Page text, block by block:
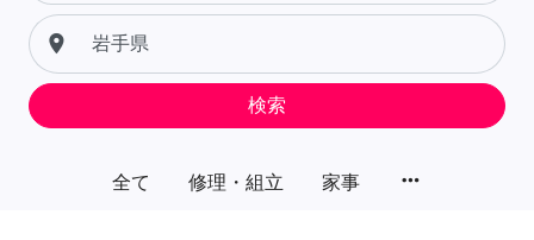
全て 修理・組立 家事 more_horiz
place
検索